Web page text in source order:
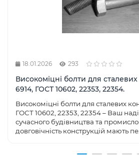
18.01.2026 293
Високоміцні болти для
6914, ГОСТ 10602, 22353, 22354.
Високоміцні болти для сталевих
ГОСТ 10602, 22353, 22354 – Ваш
сучасного будівництва та
довговічність конструкцій мають пе..